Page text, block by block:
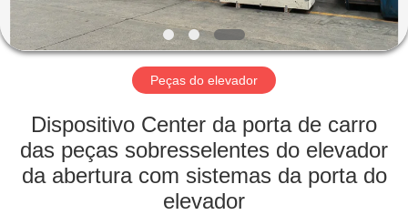
SOBRE
NÓS
EXCURSÃO
DA
FÁBRICA
Peças do elevador
Dispositivo Center da porta de carro
das peças sobresselentes do elevador
da abertura com sistemas da porta do
elevador